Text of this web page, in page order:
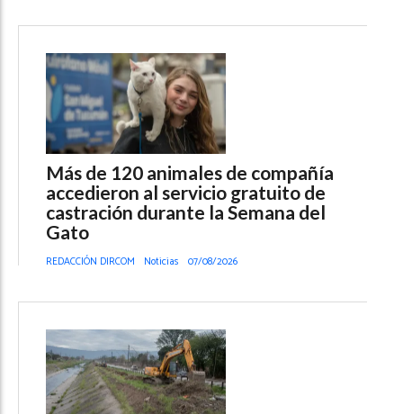
Más de 120 animales de compañía
accedieron al servicio gratuito de
castración durante la Semana del
Gato
REDACCIÓN DIRCOM Noticias 07/08/2026